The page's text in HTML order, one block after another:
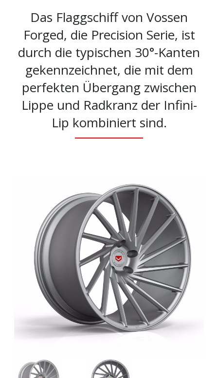
Das Flaggschiff von Vossen
Forged, die Precision Serie, ist
durch die typischen 30°-Kanten
gekennzeichnet, die mit dem
perfekten Übergang zwischen
Lippe und Radkranz der Infini-
Lip kombiniert sind.